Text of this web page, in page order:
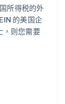
所得税的外
的美国企
，则您需要